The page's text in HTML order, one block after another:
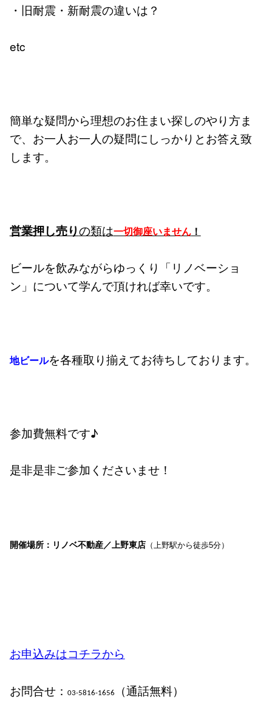
・旧耐震・新耐震の違いは？
etc
簡単な疑問から理想のお住まい探しのやり方ま
で、お一人お一人の疑問にしっかりとお答え致
します。
営業押し売りの類は一切御座いません！
ビールを飲みながらゆっくり「リノベーショ
ン」について学んで頂ければ幸いです。
地ビールを各種取り揃えてお待ちしております。
参加費無料です♪
是非是非ご参加くださいませ！
開催場所：リノベ不動産／上野東店（上野駅から徒歩5分）
お申込みはコチラから
お問合せ： 03-5816-1656 （通話無料）